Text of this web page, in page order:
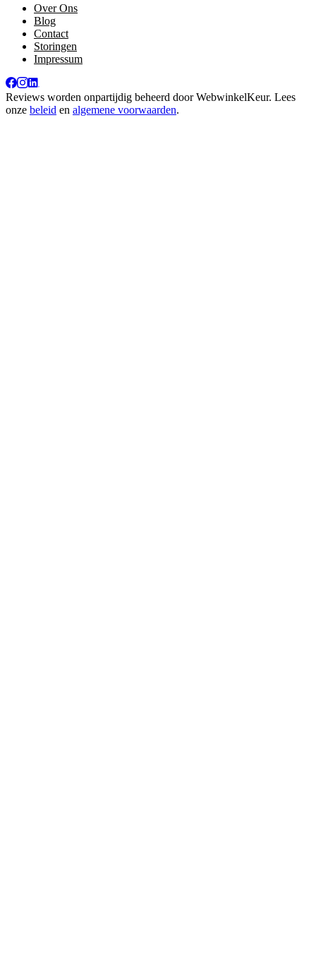
Over Ons
Blog
Contact
Storingen
Impressum
Reviews worden onpartijdig beheerd doorWebwinkelKeur. Lees
onze beleid en algemene voorwaarden.